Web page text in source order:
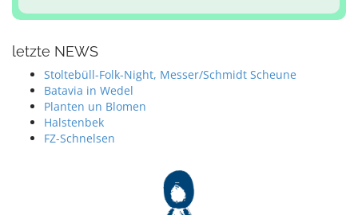
letzte NEWS
Stoltebüll-Folk-Night, Messer/Schmidt Scheune
Batavia in Wedel
Planten un Blomen
Halstenbek
FZ-Schnelsen